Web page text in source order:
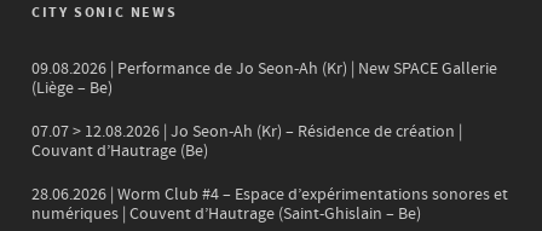
CITY SONIC NEWS
09.08.2026 | Performance de Jo Seon-Ah (Kr) | New SPACE Gallerie
(Liège – Be)
07.07 > 12.08.2026 | Jo Seon-Ah (Kr) – Résidence de création |
Couvant d’Hautrage (Be)
28.06.2026 | Worm Club #4 – Espace d’expérimentations sonores et
numériques | Couvent d’Hautrage (Saint-Ghislain – Be)